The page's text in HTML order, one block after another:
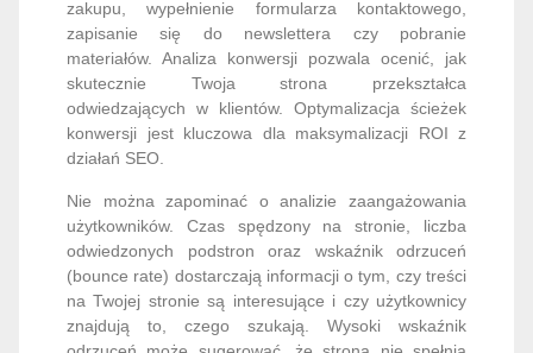
zakupu, wypełnienie formularza kontaktowego,
zapisanie się do newslettera czy pobranie
materiałów. Analiza konwersji pozwala ocenić, jak
skutecznie Twoja strona przekształca
odwiedzających w klientów. Optymalizacja ścieżek
konwersji jest kluczowa dla maksymalizacji ROI z
działań SEO.
Nie można zapominać o analizie zaangażowania
użytkowników. Czas spędzony na stronie, liczba
odwiedzonych podstron oraz wskaźnik odrzuceń
(bounce rate) dostarczają informacji o tym, czy treści
na Twojej stronie są interesujące i czy użytkownicy
znajdują to, czego szukają. Wysoki wskaźnik